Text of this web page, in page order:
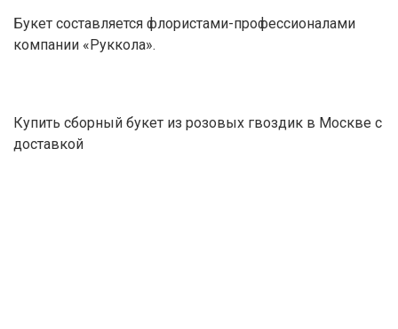
Букет составляется флористами-профессионалами
компании «Руккола».
Купить сборный букет из розовых гвоздик в Москве с
доставкой